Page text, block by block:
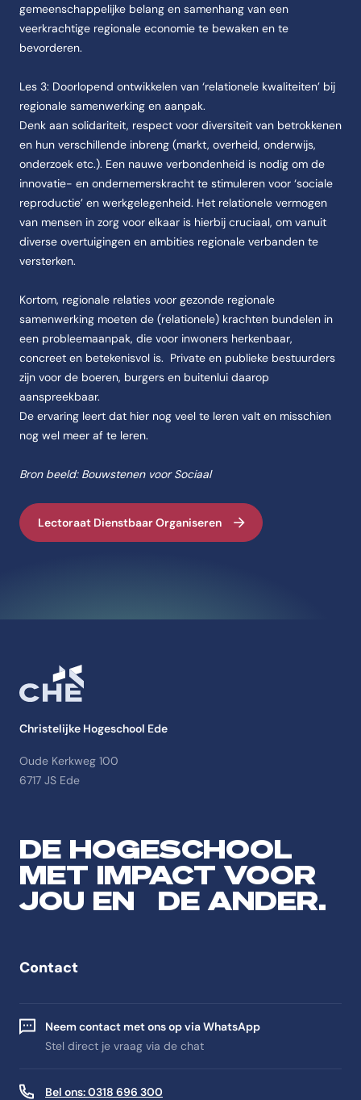
gemeenschappelijke belang en samenhang van een
veerkrachtige regionale economie te bewaken en te
bevorderen.
Les 3: Doorlopend ontwikkelen van ‘relationele kwaliteiten’ bij
regionale samenwerking en aanpak.
Denk aan solidariteit, respect voor diversiteit van betrokkenen
en hun verschillende inbreng (markt, overheid, onderwijs,
onderzoek etc.). Een nauwe verbondenheid is nodig om de
innovatie- en ondernemerskracht te stimuleren voor ‘sociale
reproductie’ en werkgelegenheid. Het relationele vermogen
van mensen in zorg voor elkaar is hierbij cruciaal, om vanuit
diverse overtuigingen en ambities regionale verbanden te
versterken.
Kortom, regionale relaties voor gezonde regionale
samenwerking moeten de (relationele) krachten bundelen in
een probleemaanpak, die voor inwoners herkenbaar,
concreet en betekenisvol is. Private en publieke bestuurders
zijn voor de boeren, burgers en buitenlui daarop
aanspreekbaar.
De ervaring leert dat hier nog veel te leren valt en misschien
nog wel meer af te leren.
Bron beeld: Bouwstenen voor Sociaal
Lectoraat Dienstbaar Organiseren
Christelijke Hogeschool Ede
Oude Kerkweg 100
6717 JS Ede
DE HOGESCHOOL
MET IMPACT VOOR
JOU EN DE ANDER.
Contact
Neem contact met ons op via WhatsApp
Stel direct je vraag via de chat
Bel ons: 0318 696 300